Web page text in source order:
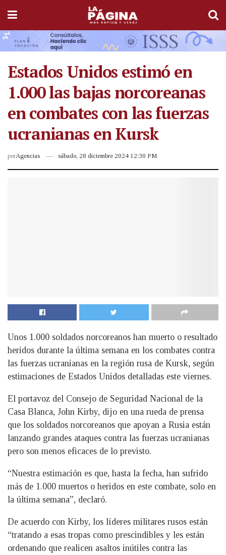
Estados Unidos estimó en
1.000 las bajas norcoreanas
en combates con las fuerzas
ucranianas en Kursk
porAgencias sábado, 28 diciembre 2024 12:30 PM
Unos 1.000 soldados norcoreanos han muerto o resultado
heridos durante la última semana en los combates contra
las fuerzas ucranianas en la región rusa de Kursk, según
estimaciones de Estados Unidos detalladas este viernes.
El portavoz del Consejo de Seguridad Nacional de la
Casa Blanca, John Kirby, dijo en una rueda de prensa
que los soldados norcoreanos que apoyan a Rusia están
lanzando grandes ataques contra las fuerzas ucranianas
pero son menos eficaces de lo previsto.
“Nuestra estimación es que, hasta la fecha, han sufrido
más de 1.000 muertos o heridos en este combate, solo en
la última semana”, declaró.
De acuerdo con Kirby, los líderes militares rusos están
“tratando a esas tropas como prescindibles y les están
ordenando que realicen asaltos inútiles contra las